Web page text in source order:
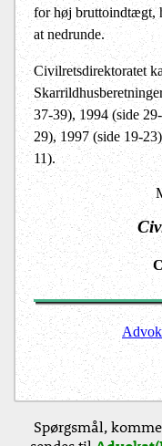
for høj bruttoindtægt,
at nedrunde.
Civilretsdirektoratet
37-39), 1994 (side
29), 1997 (side 19-
11).
Spørgsmål,